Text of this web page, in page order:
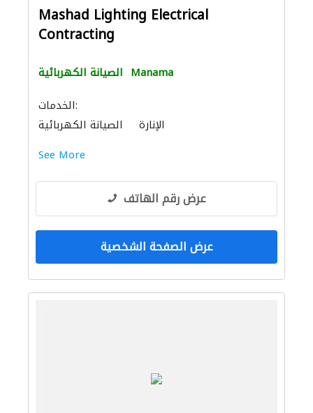
Mashad Lighting Electrical
Contracting
الصيانة الكهربائية Manama
الخدمات:
الصيانة الكهربائية
الإنارة
See More
عرض رقم الهاتف
عرض الصفحة الشخصية